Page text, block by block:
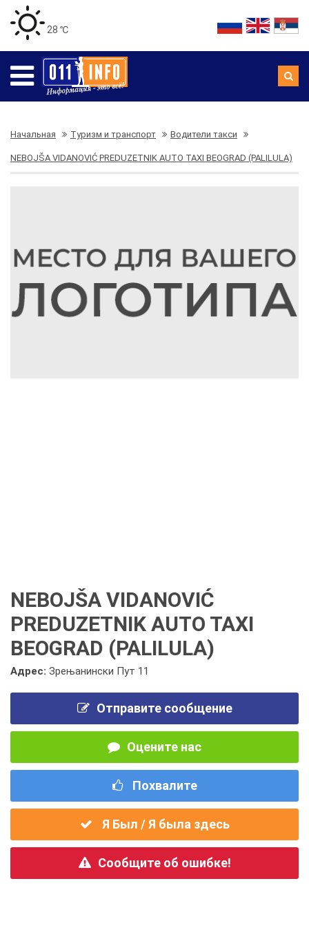
28 ℃
Начальная Туризм и транспорт Водители такси
NEBOJŠA VIDANOVIĆ PREDUZETNIK AUTO TAXI BEOGRAD (PALILULA)
NEBOJŠA VIDANOVIĆ
PREDUZETNIK AUTO TAXI
BEOGRAD (PALILULA)
Адрес: Зрењанински Пут 11
Отправите сообщение
Оцените нас
Похвалите
Я Был / Я была здесь
Сообщите об ошибке!